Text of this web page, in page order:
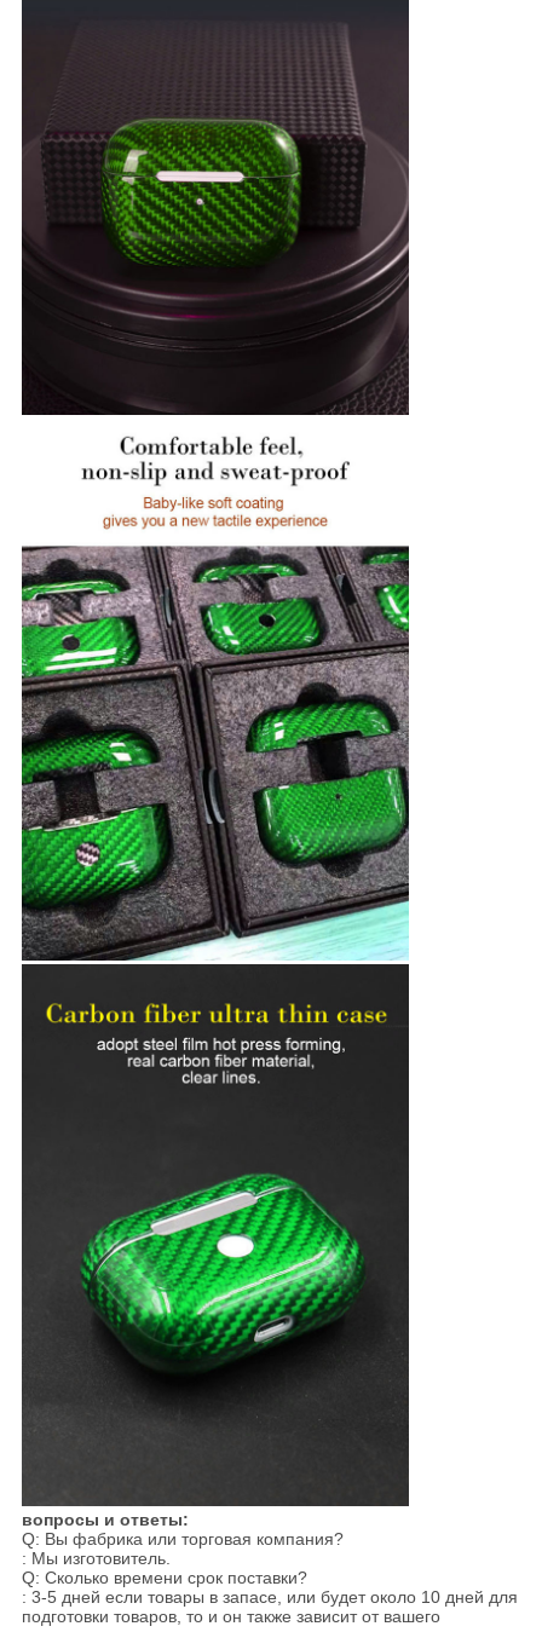
вопросы и ответы:
Q: Вы фабрика или торговая компания?
: Мы изготовитель.
Q: Сколько времени срок поставки?
: 3-5 дней если товары в запасе, или будет около 10 дней для
подготовки товаров, то и он также зависит от вашего